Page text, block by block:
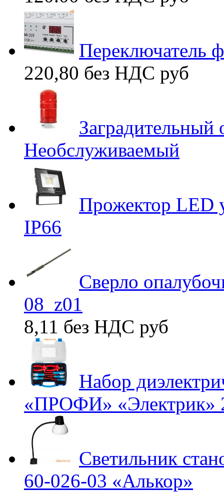
Переключатель
220,80 без НДС руб
Необслуживаемый
Прожектор LED
IP66
Сверло
08_z01
8,11 без НДС руб
Набор
«ПРОФИ» «Электрик»
Светильник
60-026-03 «Алькор»